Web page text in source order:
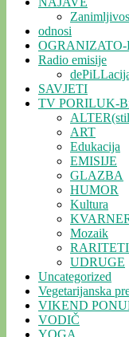
odnosi
OGRANIZATO-
Radio emisije
SAVJETI
TV PORILUK-
ART
Edukacija
EMISIJE
GLAZBA
HUMOR
Kultura
Mozaik
UDRUGE
Uncategorized
Vegetarijanska
VIKEND
VODIČ